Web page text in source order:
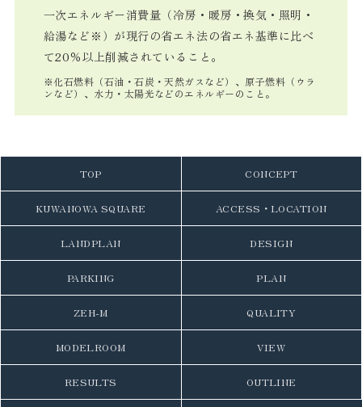
一次エネルギー消費量（冷房・暖房・換気・照明・
給湯など※）が現行の省エネ法の省エネ基準に比べ
て20％以上削減されていること。
※化石燃料（石油・石炭・天然ガスなど）、原子燃料（ウラ
ンなど）、水力・太陽光などのエネルギーのこと。
TOP CONCEPT
KUWANOWA SQUARE ACCESS・LOCATION
LANDPLAN DESIGN
PARKING PLAN
ZEH-M QUALITY
MODELROOM VIEW
RESULTS OUTLINE